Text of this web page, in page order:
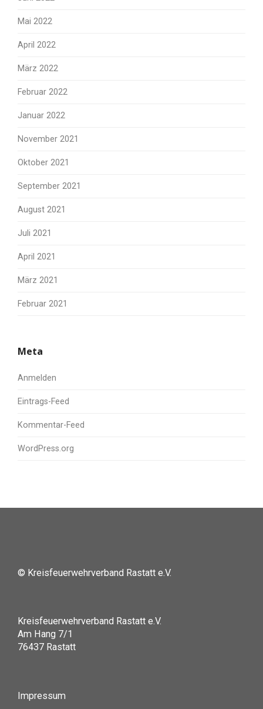
Mai 2022
April 2022
März 2022
Februar 2022
Januar 2022
November 2021
Oktober 2021
September 2021
August 2021
Juli 2021
April 2021
März 2021
Februar 2021
Meta
Anmelden
Eintrags-Feed
Kommentar-Feed
WordPress.org
© Kreisfeuerwehrverband Rastatt e.V.
Kreisfeuerwehrverband Rastatt e.V.
Am Hang 7/1
76437 Rastatt
Impressum